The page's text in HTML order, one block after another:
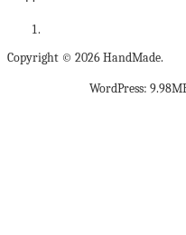
Copyright © 2026 HandMade.
WordPress: